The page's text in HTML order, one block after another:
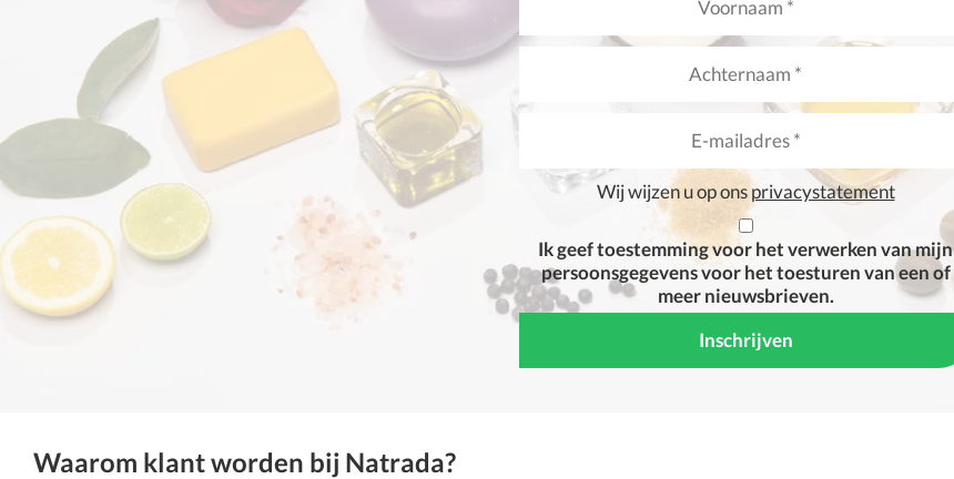
Wij wijzen u op onsprivacystatement
Ik geef toestemming voor het verwerken van mijn
persoonsgegevens voor het toesturen van een of
meer nieuwsbrieven.
Waarom klant worden bij Natrada?